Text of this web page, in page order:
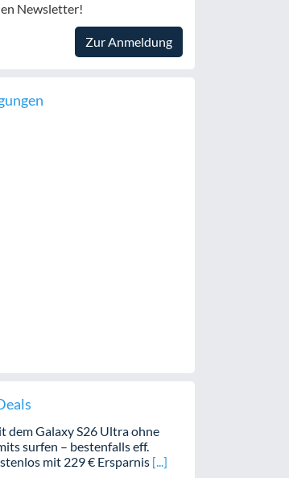
Newsletter!
Zur Anmeldung
dem Galaxy S26 Ultra ohne
surfen – bestenfalls eff.
mit 229 € Ersparnis